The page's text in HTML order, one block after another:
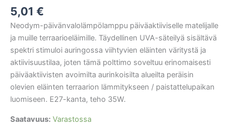
5,01 €
Neodym-päivänvalolämpölamppu päiväaktiiviselle matelijalle
ja muille terraarioeläimille. Täydellinen UVA-säteilyä sisältävä
spektri stimuloi auringossa viihtyvien eläinten väritystä ja
aktiivisuustilaa, joten tämä polttimo soveltuu erinomaisesti
päiväaktiivisten avoimilta aurinkoisilta alueilta peräisin
olevien eläinten terraarion lämmitykseen / paistattelupaikan
luomiseen. E27-kanta, teho 35W.
Saatavuus: Varastossa